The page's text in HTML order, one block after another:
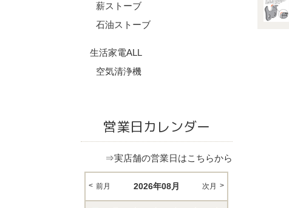
薪ストーブ
石油ストーブ
生活家電ALL
空気清浄機
営業日カレンダー
⇒実店舗の営業日はこちらから